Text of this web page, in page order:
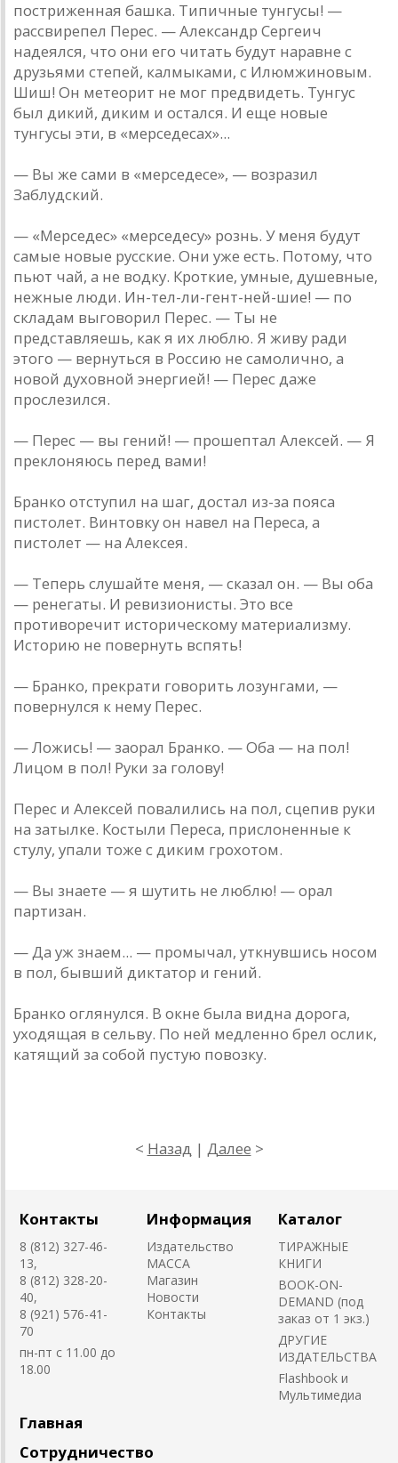
постриженная башка. Типичные тунгусы! —
рассвирепел Перес. — Александр Сергеич
надеялся, что они его читать будут наравне с
друзьями степей, калмыками, с Илюмжиновым.
Шиш! Он метеорит не мог предвидеть. Тунгус
был дикий, диким и остался. И еще новые
тунгусы эти, в «мерседесах»...
— Вы же сами в «мерседесе», — возразил
Заблудский.
— «Мерседес» «мерседесу» рознь. У меня будут
самые новые русские. Они уже есть. Потому, что
пьют чай, а не водку. Кроткие, умные, душевные,
нежные люди. Ин-тел-ли-гент-ней-шие! — по
складам выговорил Перес. — Ты не
представляешь, как я их люблю. Я живу ради
этого — вернуться в Россию не самолично, а
новой духовной энергией! — Перес даже
прослезился.
— Перес — вы гений! — прошептал Алексей. — Я
преклоняюсь перед вами!
Бранко отступил на шаг, достал из-за пояса
пистолет. Винтовку он навел на Переса, а
пистолет — на Алексея.
— Теперь слушайте меня, — сказал он. — Вы оба
— ренегаты. И ревизионисты. Это все
противоречит историческому материализму.
Историю не повернуть вспять!
— Бранко, прекрати говорить лозунгами, —
повернулся к нему Перес.
— Ложись! — заорал Бранко. — Оба — на пол!
Лицом в пол! Руки за голову!
Перес и Алексей повалились на пол, сцепив руки
на затылке. Костыли Переса, прислоненные к
стулу, упали тоже с диким грохотом.
— Вы знаете — я шутить не люблю! — орал
партизан.
— Да уж знаем... — промычал, уткнувшись носом
в пол, бывший диктатор и гений.
Бранко оглянулся. В окне была видна дорога,
уходящая в сельву. По ней медленно брел ослик,
катящий за собой пустую повозку.
< Назад | Далее >
Контакты
8 (812) 327-46-
13,
8 (812) 328-20-
40,
8 (921) 576-41-
70
пн-пт с 11.00 до
18.00
Информация
Издательство
MACCA
Магазин
Новости
Контакты
Каталог
ТИРАЖНЫЕ
КНИГИ
BOOK-ON-
DEMAND (под
заказ от 1 экз.)
ДРУГИЕ
ИЗДАТЕЛЬСТВА
Flashbook и
Мультимедиа
Главная
Сотрудничество